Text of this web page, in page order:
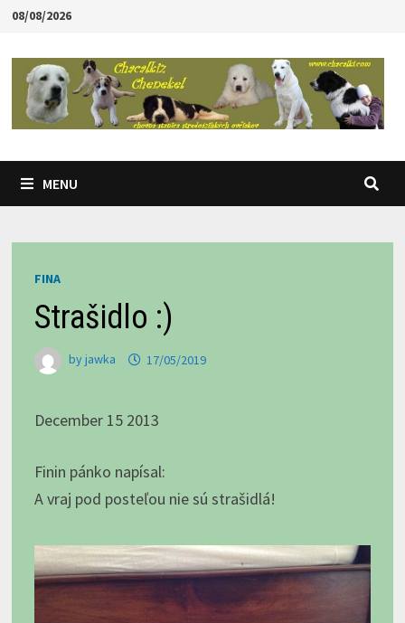
Skip
content
08/08/2026
MENU
FINA
Strašidlo :)
byjawka 17/05/2019
December 15 2013
Finin pánko napísal:
A vraj pod posteľou nie sú strašidlá!